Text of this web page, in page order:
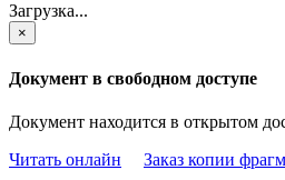
Загрузка...
×
Документ в свободном доступе
Документ находится в открытом
Читать онлайн
Заказ копии